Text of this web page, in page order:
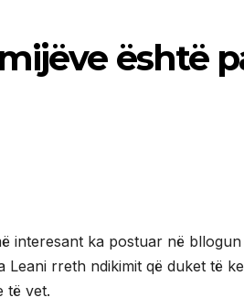
është
interesant ka postuar në bllogun
Leani rreth ndikimit që duket të
të vet.